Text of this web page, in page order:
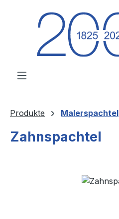
Zum Hauptinhalt springen
Produkte Malerspachtel
Zahnspachtel
Bildergalerie überspringen